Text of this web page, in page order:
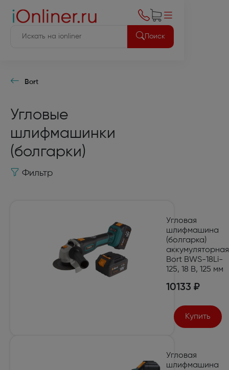
Поиск
Bort
Угловые
шлифмашинки
(болгарки)
Фильтр
Угловая
шлифмашина
(болгарка)
аккумуляторная
Bort BWS-18Li-
125, 18 В, 125 мм
10133 ₽
Купить
Угловая
шлифмашина